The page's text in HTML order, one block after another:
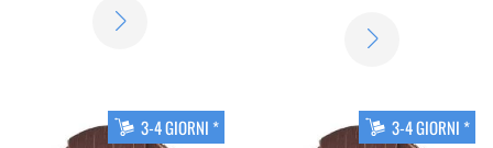
3-4 GIORNI * 3-4 GIORNI *